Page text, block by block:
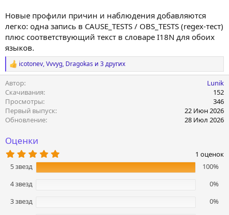
Новые профили причин и наблюдения добавляются
легко: одна запись в CAUSE_TESTS / OBS_TESTS (regex-тест)
плюс соответствующий текст в словаре I18N для обоих
языков.
Р
е
а
к
ц
и
и
:
icotonev,Vvvyg, Dragokas и 3 других
Автор
Lunik
Скачивания
152
Просмотры
346
Первый выпуск
22 Июн 2026
Обновление
28 Июл 2026
Оценки
.
0
0
1 оценок
5 звезд
100%
4 звезд
0%
3 звезд
0%